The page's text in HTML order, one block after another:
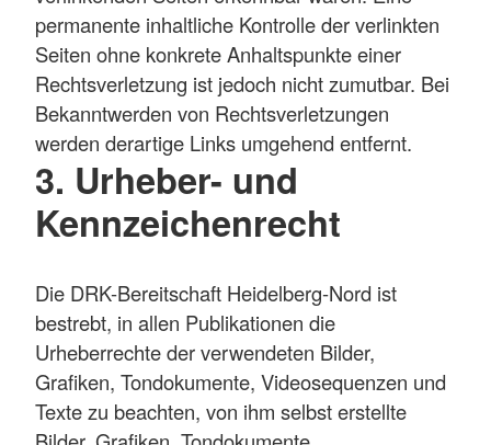
permanente inhaltliche Kontrolle der verlinkten
Seiten ohne konkrete Anhaltspunkte einer
Rechtsverletzung ist jedoch nicht zumutbar. Bei
Bekanntwerden von Rechtsverletzungen
werden derartige Links umgehend entfernt.
3. Urheber- und
Kennzeichenrecht
Die DRK-Bereitschaft Heidelberg-Nord ist
bestrebt, in allen Publikationen die
Urheberrechte der verwendeten Bilder,
Grafiken, Tondokumente, Videosequenzen und
Texte zu beachten, von ihm selbst erstellte